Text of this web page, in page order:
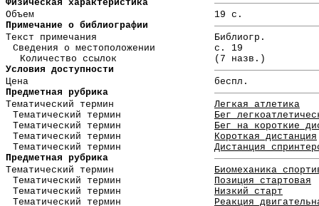
Физическая характеристика
Объем
19 с.
Примечание о библиографии
Текст примечания
Библиогр.
Сведения о местоположении
с. 19
Количество ссылок
(7 назв.)
Условия доступности
Цена
беспл.
Предметная рубрика
Тематический термин
Легкая атлетика
Тематический термин
Бег
Тематический термин
Бег на короткие
Тематический термин
Короткая дистанция
Тематический термин
Дистанция
Предметная рубрика
Тематический термин
Биомеханика
Тематический термин
Позиция стартовая
Тематический термин
Низкий старт
Тематический термин
Реакция